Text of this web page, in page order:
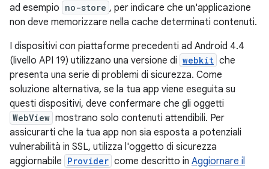
ad esempio no-store , per indicare che un'applicazione
non deve memorizzare nella cache determinati contenuti.
I dispositivi con piattaforme precedenti ad Android 4.4
(livello API 19) utilizzano una versione di webkit che
presenta una serie di problemi di sicurezza. Come
soluzione alternativa, se la tua app viene eseguita su
questi dispositivi, deve confermare che gli oggetti
WebView mostrano solo contenuti attendibili. Per
assicurarti che la tua app non sia esposta a potenziali
vulnerabilità in SSL, utilizza l'oggetto di sicurezza
aggiornabile Provider come descritto in Aggiornare il